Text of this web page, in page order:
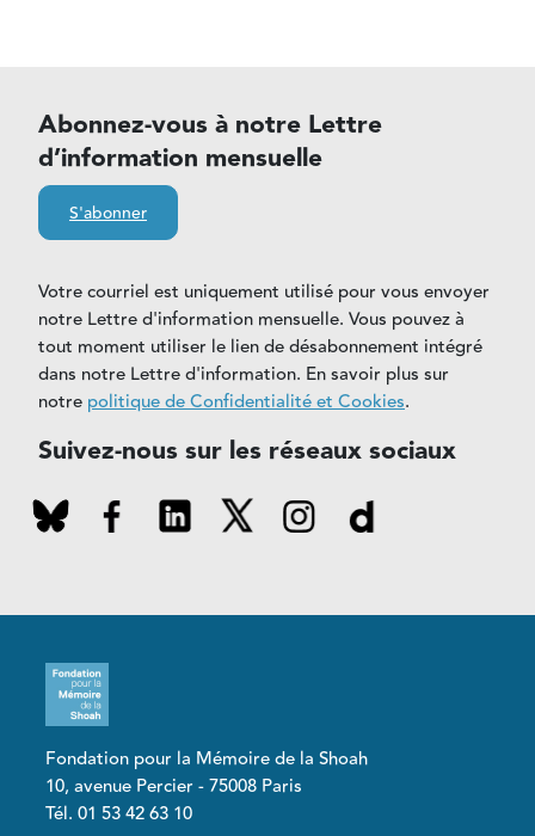
Abonnez-vous à notre Lettre
d’information mensuelle
S'abonner
Votre courriel est uniquement utilisé pour vous envoyer
notre Lettre d'information mensuelle. Vous pouvez à
tout moment utiliser le lien de désabonnement intégré
dans notre Lettre d'information. En savoir plus sur
notre politique de Confidentialité et Cookies.
Suivez-nous sur les réseaux sociaux
Fondation pour la Mémoire de la Shoah
10, avenue Percier - 75008 Paris
Tél. 01 53 42 63 10